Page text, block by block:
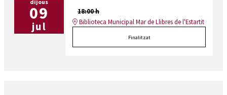
dijous
09
jul
18:00 h
Biblioteca Municipal Mar de Llibres de l'Estartit
Finalitzat